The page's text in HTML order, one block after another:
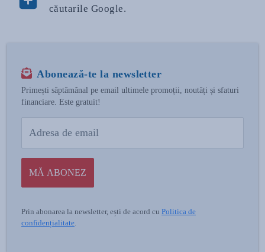
căutarile Google.
Abonează-te la newsletter
Primești săptămânal pe email ultimele promoții, noutăți și sfaturi
financiare. Este gratuit!
MĂ ABONEZ
Prin abonarea la newsletter, ești de acord cu Politica de
confidențialitate